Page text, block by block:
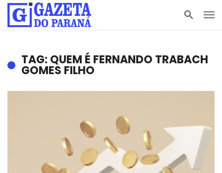
TAG: QUEM É FERNANDO TRABACH
GOMES FILHO